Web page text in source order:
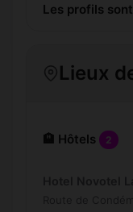
Les profils
Lieux
🏨 Hôtels 2